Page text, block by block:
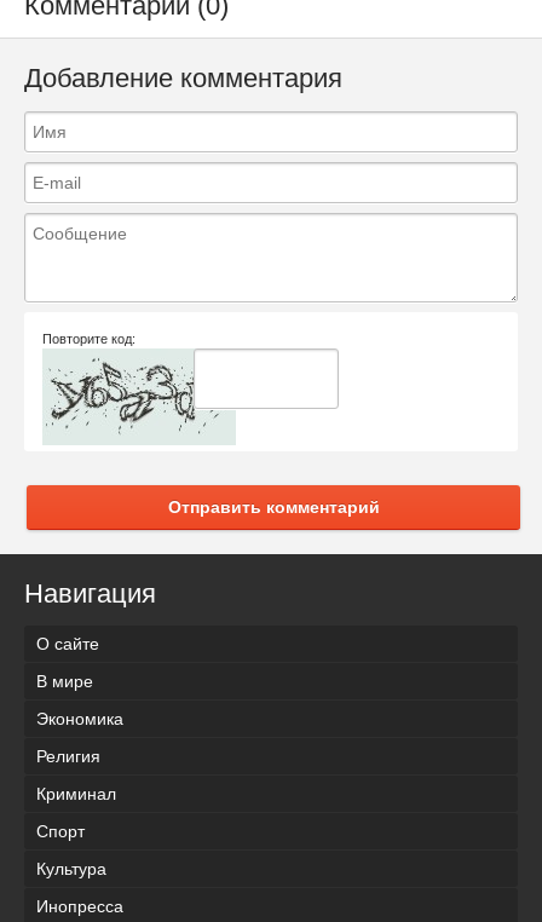
Добавление комментария
Повторите код:
Отправить комментарий
Навигация
О сайте
В мире
Экономика
Религия
Криминал
Спорт
Культура
Инопресса